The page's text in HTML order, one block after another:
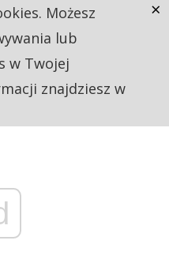
Możesz
lub
w Twojej
znajdziesz w
×